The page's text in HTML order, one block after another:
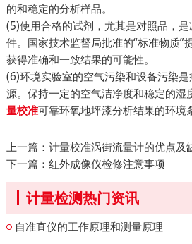
的和稳定的分析样品。
(5)使用合格的试剂，尤其是对照品，
件。国家技术监督局批准的“标准物质”
获得准确和一致结果的可能性。
(6)环境实验室的空气污染和设备污染
源。保持一定的空气洁净度和稳定的湿
量校准可靠环氧地坪漆分析结果的环境
上一篇： 计量校准涡街流量计的优点及
下一篇： 红外成像仪检修注意事项
计量检测热门资讯
自准直仪的工作原理和测量原理